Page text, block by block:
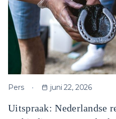
Pers juni 22, 2026
Uitspraak: Nederlandse